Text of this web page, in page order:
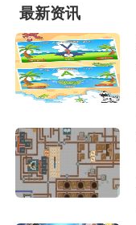
最新资讯